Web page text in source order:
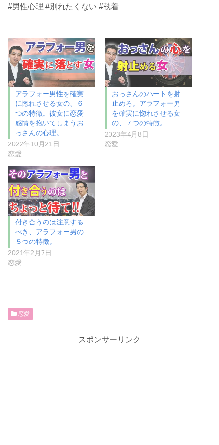
#男性心理 #別れたくない #執着
アラフォー男性を確実
に惚れさせる女の、６
つの特徴。彼女に恋愛
感情を抱いてしまうお
っさんの心理。
2022年10月21日
恋愛
おっさんのハートを射
止めろ。アラフォー男
を確実に惚れさせる女
の、７つの特徴。
2023年4月8日
恋愛
付き合うのは注意する
べき、アラフォー男の
５つの特徴。
2021年2月7日
恋愛
恋愛
スポンサーリンク